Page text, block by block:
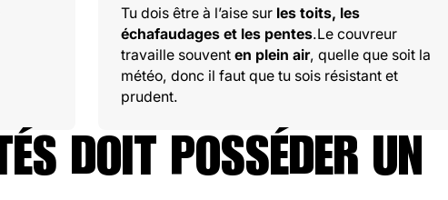
Tu dois être à l’aise sur les toits, les
échafaudages et les pentes.Le couvreur
travaille souvent en plein air, quelle que soit la
météo, donc il faut que tu sois résistant et
prudent.
DOIT POSSÉDER UN